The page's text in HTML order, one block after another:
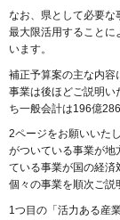
なお、県として必要な
最大限活用することに
います。
補正予算案の主な内容
事業は後ほどご説明い
ち一般会計は196億
2ページをお願いいた
がついている事業が地
ている事業が国の経済
個々の事業を順次ご説
1つ目の「活力ある産